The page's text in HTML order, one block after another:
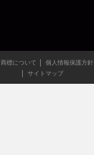
商標について 個人情報保護方針
サイトマップ